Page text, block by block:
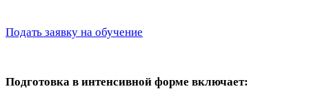
Подать заявку на обучение
Подготовка в интенсивной форме включает: